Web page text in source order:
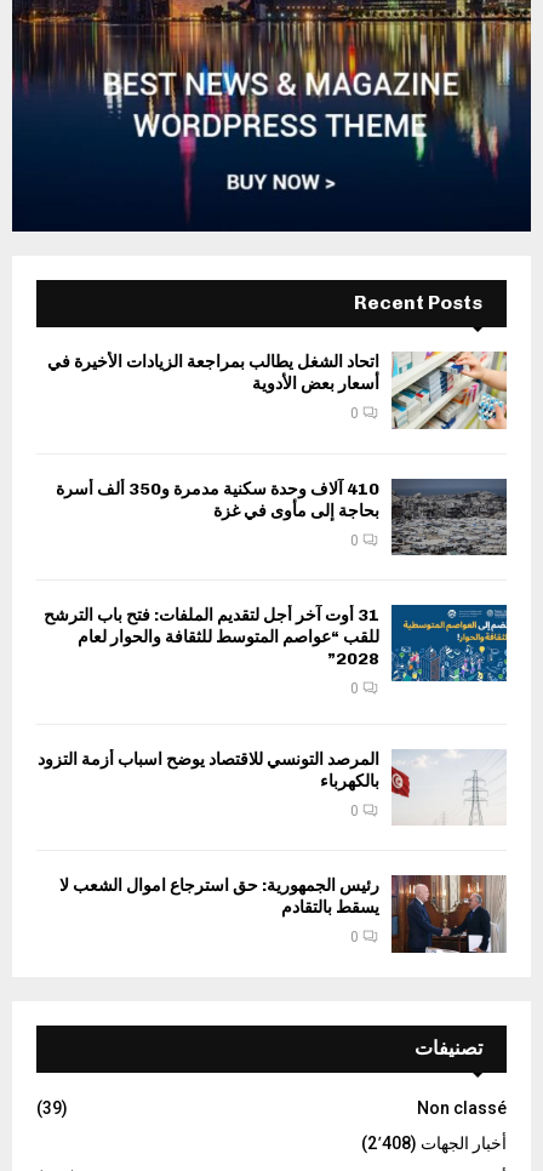
Recent Posts
اتحاد الشغل يطالب بمراجعة الزيادات الأخيرة في
أسعار بعض الأدوية
0
410 آلاف وحدة سكنية مدمرة و350 ألف أسرة
بحاجة إلى مأوى في غزة
0
31 أوت آخر أجل لتقديم الملفات: فتح باب الترشح
للقب “عواصم المتوسط للثقافة والحوار لعام
2028”
0
المرصد التونسي للاقتصاد يوضح اسباب أزمة التزود
بالكهرباء
0
رئيس الجمهورية: حق استرجاع اموال الشعب لا
يسقط بالتقادم
0
تصنيفات
Non classé
(39)
أخبار الجهات (2٬408)